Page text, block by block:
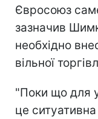
Євросоюз
зазначив
необхідно
вільної
"Поки що для
це